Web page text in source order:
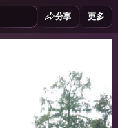
分享 更多